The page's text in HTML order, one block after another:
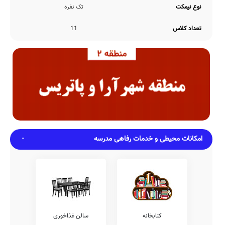
از جهات فعالیت های پرورشی، شرکت در مسابقات فرهنگی و هنری برون
مذهبی، برگزاری اردوهای فرهنگی و هنری، برگزاری جشن های ملی، و...
در زمره فعالیت های مدرسه دانشجو قرار دارد.
ضمنا برخی دیگر از فعالیت های پرورشی مستمر در طول سال تحصیلی در
این مدرسه شامل موارد شرکت در مسابقات مذهبی برون مدرسه ای،
شرکت در مسابقات ورزشی برون مدرسه ای، برگزاری مسابقات مذهبی
امکانات ورزشی
از نظر امکانات و رشته های ورزشی پوشش داده شده توسط مدرسه
خصوص امکانات هندبال، استخر، ورزش های رزمی، سالن و رزشی،
والیبال، ژیمناستیک، فوتبال دستی، تنیس روی میز، فوتبال، پاتیناژ،
بسکتبال، چمن مصنوعی، و... اطلاعات دقیقتری بدست آورد.
امکانات فوق برنامه
نوع نیمکت تک نفره
تعداد کلاس 11
امکانات محیطی و خدمات رفاهی مدرسه
کتابخانه سالن غذاخوری